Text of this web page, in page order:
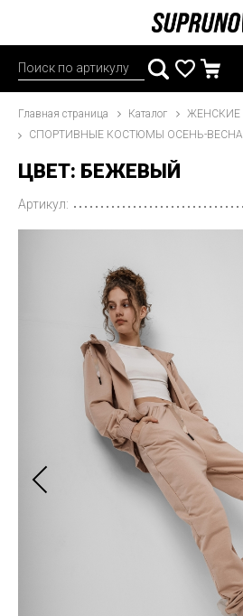
Главная страница Каталог
ЖЕНСКИЕ
СПОРТИВНЫЕ КОСТЮМЫ ОСЕНЬ-ВЕСНА
ЦВЕТ: БЕЖЕВЫЙ
Артикул: